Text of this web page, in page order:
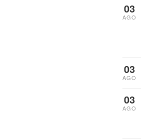
03
AGO
03
AGO
03
AGO